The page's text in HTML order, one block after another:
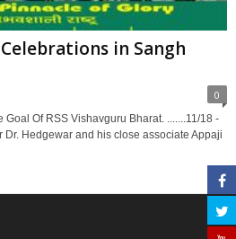
in Sangh
0
Of RSS Vishavguru Bharat. .......11/18 -
Hedgewar and his close associate Appaji